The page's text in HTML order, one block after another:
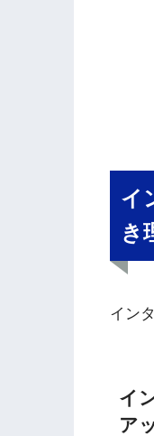
イ
き
イン
イ
ア